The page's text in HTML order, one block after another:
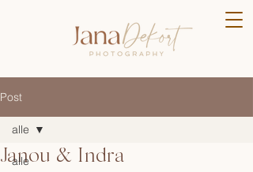
Post
alle
alle
Janou & Indra